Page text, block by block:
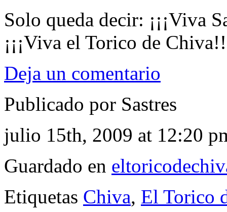
Solo queda decir: ¡¡¡Viva
¡¡¡Viva el Torico de
Deja un comentario
Publicado por Sastres
julio 15th, 2009 at 12:20
Guardado en
Etiquetas Chiva, El Torico